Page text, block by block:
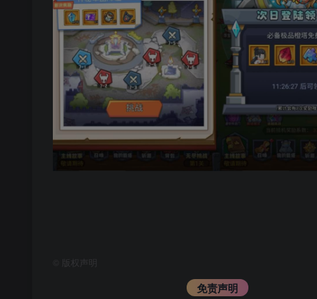
版权声明
免责声明